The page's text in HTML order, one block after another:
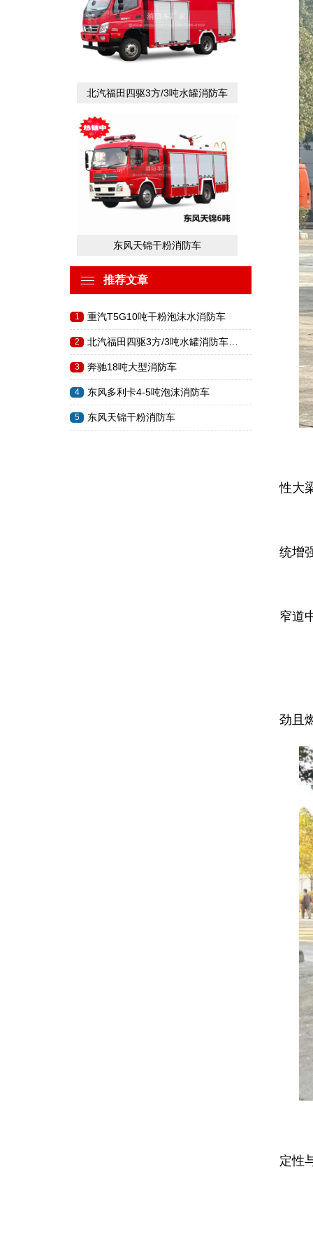
北汽福田四驱3方/3吨水罐消防车
东风天锦干粉消防车
推荐文章
1 重汽T5G10吨干粉泡沫水消防车
2 北汽福田四驱3方/3吨水罐消防车…
3 奔驰18吨大型消防车
4 东风多利卡4-5吨泡沫消防车
5 东风天锦干粉消防车
性大
统增
窄道
劲且
定性